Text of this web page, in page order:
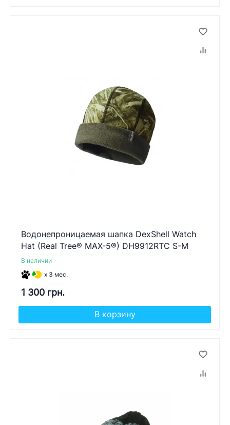
Водонепроницаемая шапка DexShell Watch
Hat (Real Tree® MAX-5®) DH9912RTC S-M
В наличии
x 3 мес.
1 300 грн.
В корзину